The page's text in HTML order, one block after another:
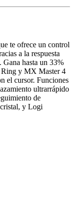
te ofrece un control
a la respuesta
Gana hasta un 33%
Ring y MX Master 4
el cursor. Funciones
ultrarrápido
de
y Logi